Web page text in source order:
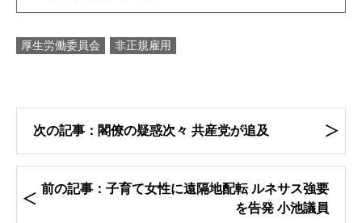
厚生労働委員会 非正規雇用
次の記事：閣僚の疑惑次々 共産党が追及
前の記事：子育て女性に遠隔地配転 ルネサス強要
を告発 小池議員